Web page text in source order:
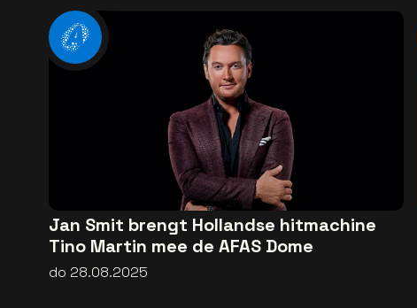
Jan Smit brengt Hollandse hitmachine
Tino Martin mee de AFAS Dome
do 28.08.2025